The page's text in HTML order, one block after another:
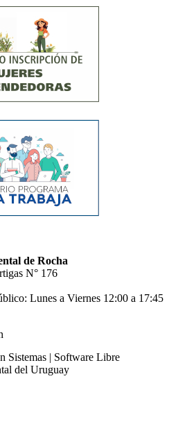
de Rocha
N° 176
Lunes a Viernes 12:00 a 17:45
Sistemas | Software Libre
del Uruguay